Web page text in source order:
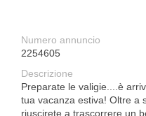
Numero annuncio
2254605
Descrizione
Preparate le valigie....è
tua vacanza estiva! Oltre a
riuscirete a trascorrere un